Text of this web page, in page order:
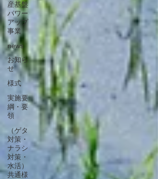
産基盤
パワー
アップ
事業
news
お知ら
せ
様式
実施要
綱・要
領
（ゲタ
対策・
ナラシ
対策・
水活）
共通様